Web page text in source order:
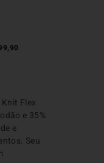
Flex
e 35%
e
Seu